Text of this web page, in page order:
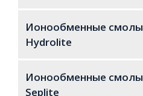
Ионообменные смолы
Hydrolite
Ионообменные смолы
Seplite